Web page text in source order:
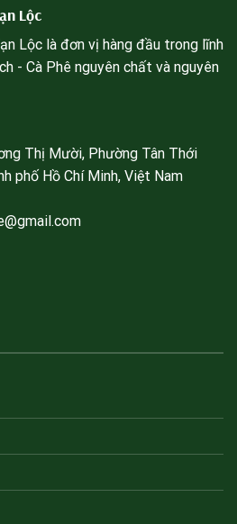
Lộc
Lộc là đơn vị hàng đầu trong lĩnh
- Cà Phê nguyên chất và nguyên
Thị Mười, Phường Tân Thới
phố Hồ Chí Minh, Việt Nam